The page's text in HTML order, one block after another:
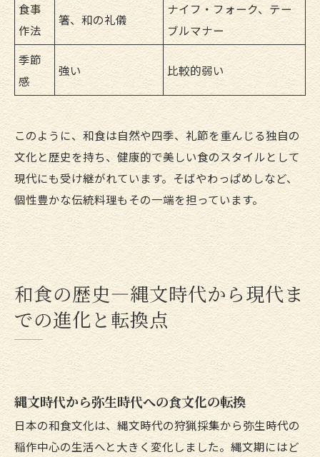
食事
作法
箸、和の礼儀
ナイフ・フォーク、テー
ブルマナー
季節
感
強い 比較的弱い
このように、和食は自然や四季、礼節を重んじる独自の
文化と歴史を持ち、健康的で美しい食のスタイルとして
現代にも受け継がれています。そばやわっぱめしなど、
個性豊かな伝統料理もその一端を担っています。
和食の歴史—縄文時代から現代ま
での進化と転換点
縄文時代から弥生時代への食文化の転換
日本の和食文化は、縄文時代の狩猟採集から弥生時代の
稲作中心の生活へと大きく変化しました。縄文期にはど